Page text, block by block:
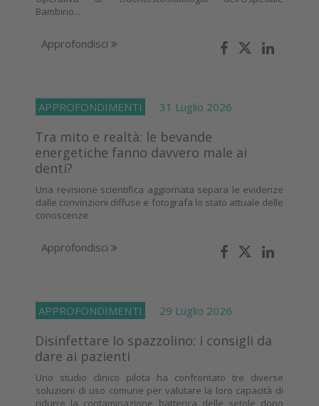
Bambino...
Approfondisci
APPROFONDIMENTI 31 Luglio 2026
Tra mito e realtà: le bevande
energetiche fanno davvero male ai
denti?
Una revisione scientifica aggiornata separa le evidenze
dalle convinzioni diffuse e fotografa lo stato attuale delle
conoscenze
Approfondisci
APPROFONDIMENTI 29 Luglio 2026
Disinfettare lo spazzolino: i consigli da
dare ai pazienti
Uno studio clinico pilota ha confrontato tre diverse
soluzioni di uso comune per valutare la loro capacità di
ridurre la contaminazione batterica delle setole dopo